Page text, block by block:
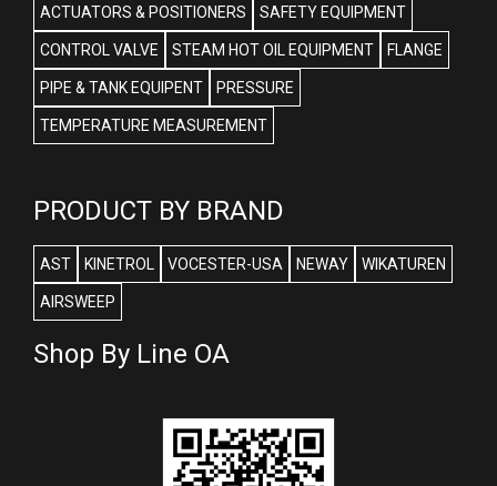
ACTUATORS & POSITIONERS SAFETY EQUIPMENT
CONTROL VALVE STEAM HOT OIL EQUIPMENT FLANGE
PIPE & TANK EQUIPENT PRESSURE
TEMPERATURE MEASUREMENT
PRODUCT BY BRAND
AST KINETROL VOCESTER-USA NEWAY WIKATUREN
AIRSWEEP
Shop By Line OA